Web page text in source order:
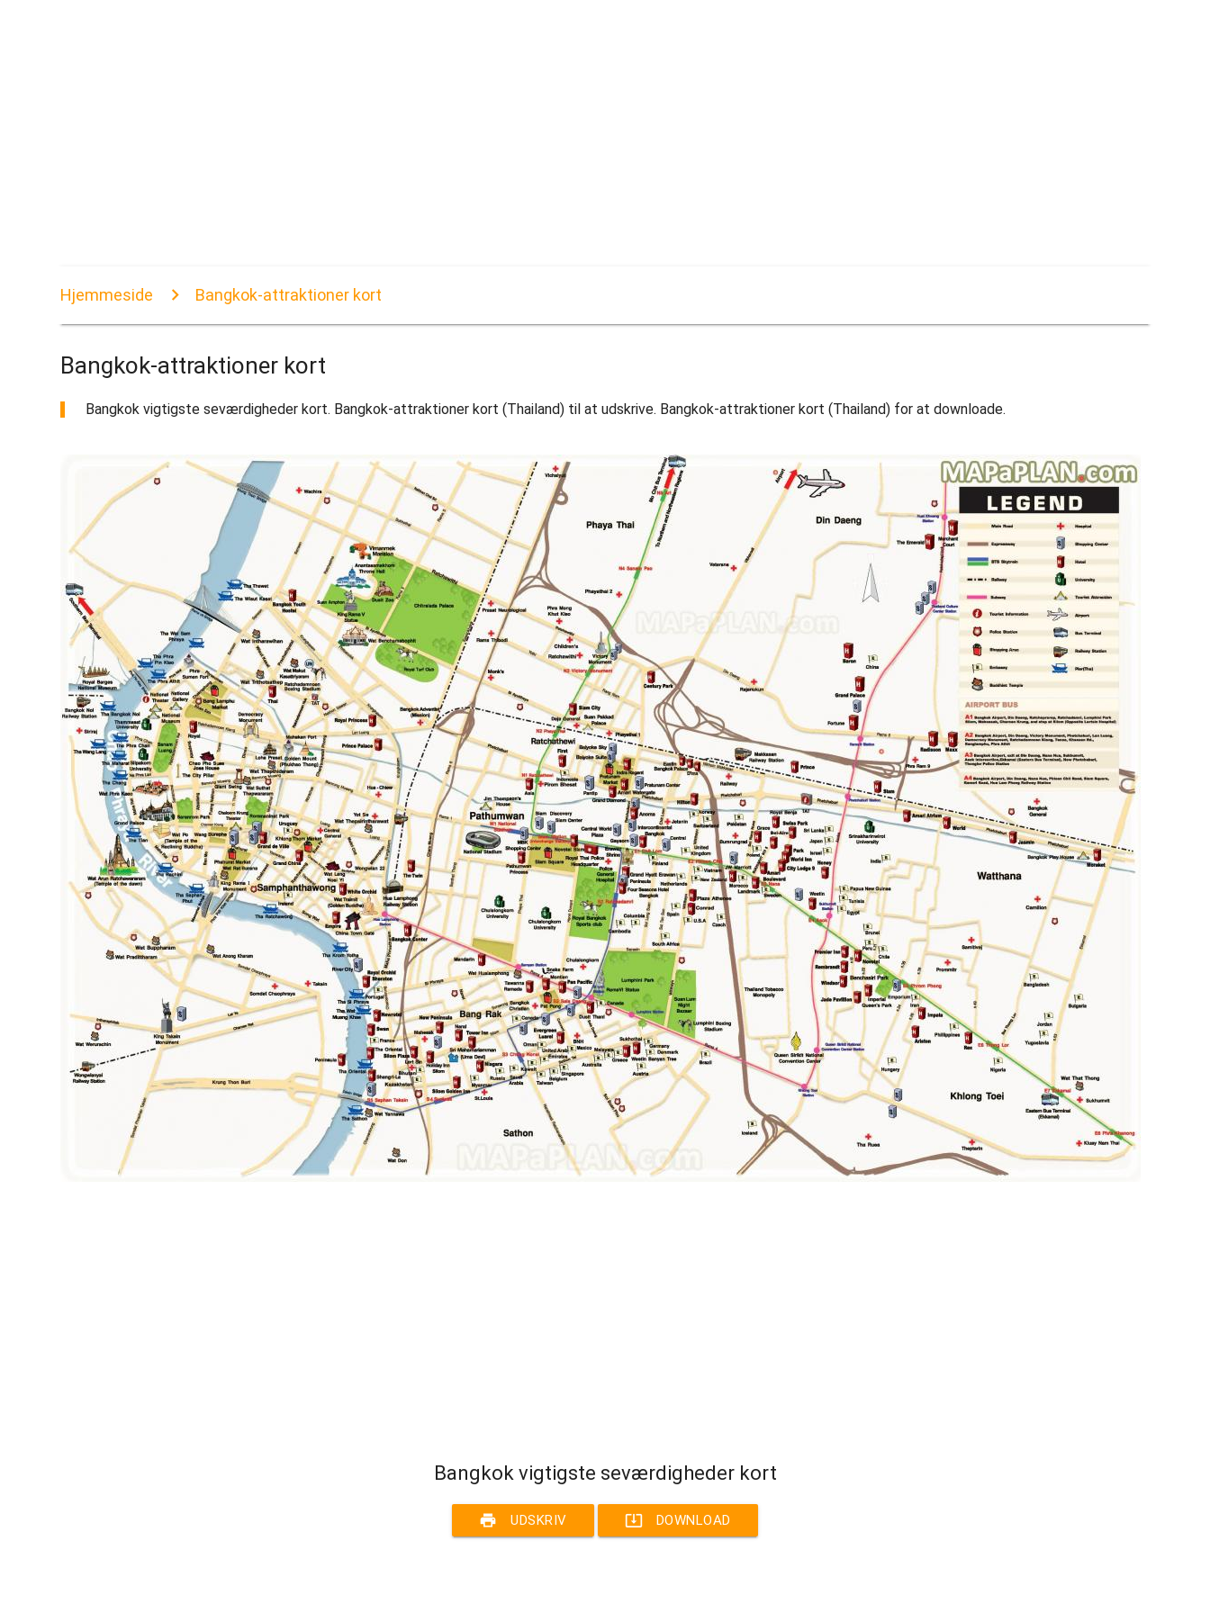
Hjemmeside Bangkok-attraktioner kort
Bangkok-attraktioner kort
Bangkok vigtigste seværdigheder kort. Bangkok-attraktioner kort (Thailand) til at udskrive. Bangkok-attraktioner kort (Thailand) for at downloade.
Bangkok vigtigste seværdigheder kort
print UDSKRIV system_update_alt DOWNLOAD